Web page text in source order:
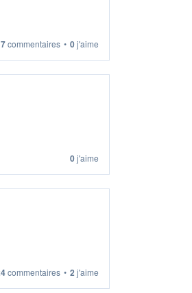
7commentaires • 0j'aime
0j'aime
commentaires • 2 j'aime